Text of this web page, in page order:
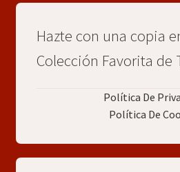
Hazte con una copia
Colección Favorita de
Política De
Política De